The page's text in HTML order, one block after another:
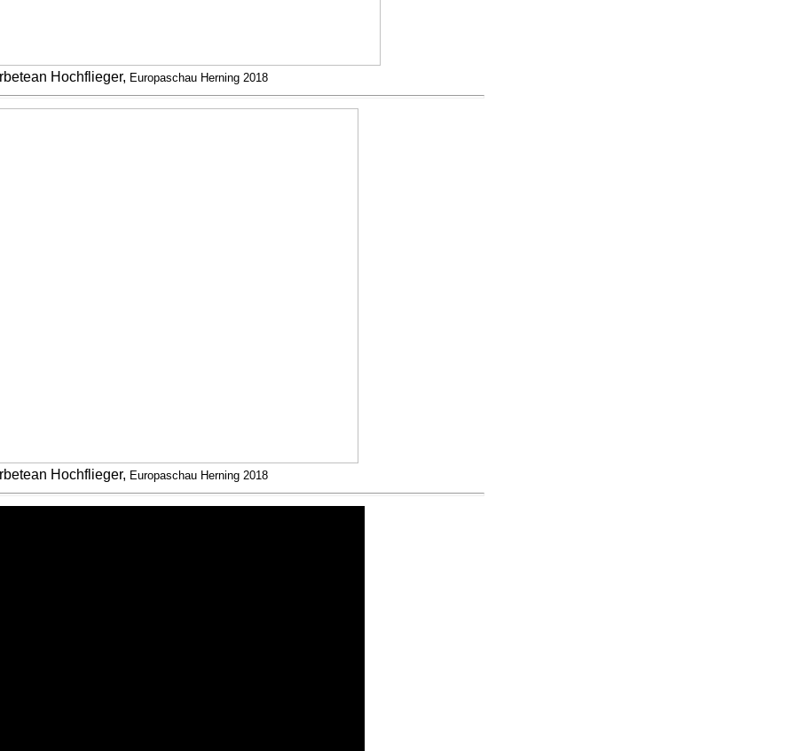
Hochflieger, Europaschau Herning 2018
Hochflieger, Europaschau Herning 2018